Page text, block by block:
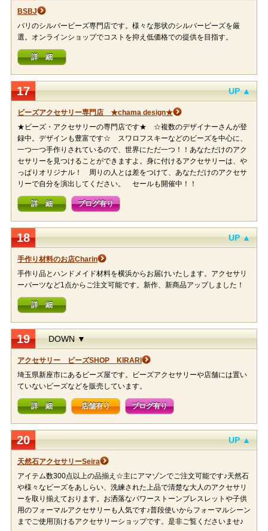
BSBJ
バリのシルバービーズ専門店です。様々な形状のシルバービーズを厳
選。オンラインショップでコストを抑え低価格での提供を目指す。
詳 細
17 UP ▲
ビーズアクセサリー専門店 ★chama design★
★ビーズ・アクセサリーの専門店です★ ☆複数のデザイナーさんが登
録中。デザインも豊富です☆ スワロフスキーなどのビーズを中心に、
一つ一つ手作りされているので、世界にただ一つ！！あなただけのアク
セサリーを見つけることができますよ。身に付けるアクセサリーは、や
っぱりオリジナル！ 周りの人とは差をつけて、あなただけのアクセサ
リーで自分を演出してください。 セールも開催中！！
詳 細 ブログ有り
18 UP ▲
手作り材料のお店Charin
手作り品とハンドメイド材料を横浜からお届けいたします。アクセサリ
ーパーツなど1点からご注文可能です。新作、新商品アップしました！
詳 細
19 DOWN ▼
アクセサリー ビーズSHOP KIRARI
埼玉県新座市にあるビーズ屋です。ビーズアクセサリーや店舗には置い
ていないビーズなどを販売しています。
詳 細 店舗有り ブログ有り
20 UP ▲
天然石アクセサリーSeira
アイテム数300点以上の品揃え☆主にアマゾンでご注文可能です♪天然石
や様々なビーズをあしらい、洗練された上品で清楚な大人のアクセサリ
ーを取り揃えております。お洒落なパワーストーンブレスレットや子供
用のフォーマルアクセサリーも人気です♪普段使いからフォーマルシーン
までご使用頂けるアクセサリーショップです。是非ご覧くださいませ♪